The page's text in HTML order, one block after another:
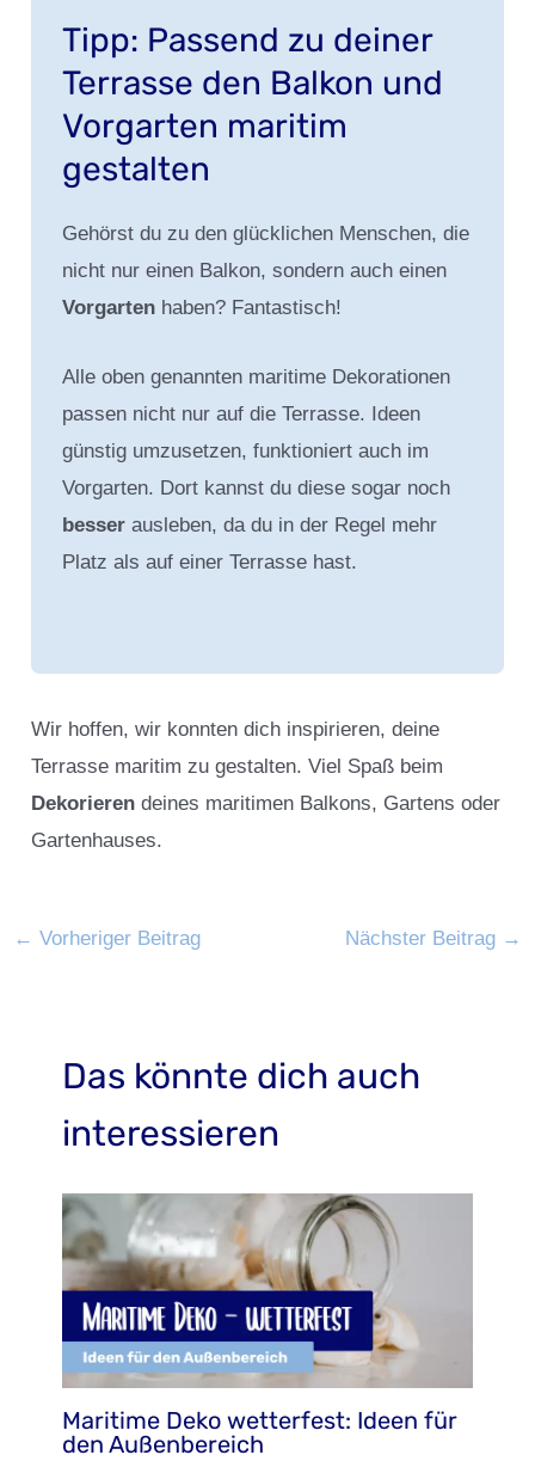
Tipp: Passend zu deiner
Terrasse den Balkon und
Vorgarten maritim
gestalten
Gehörst du zu den glücklichen Menschen, die
nicht nur einen Balkon, sondern auch einen
Vorgarten haben? Fantastisch!
Alle oben genannten maritime Dekorationen
passen nicht nur auf die Terrasse. Ideen
günstig umzusetzen, funktioniert auch im
Vorgarten. Dort kannst du diese sogar noch
besserausleben, da du in der Regel mehr
Platz als auf einer Terrasse hast.
Wir hoffen, wir konnten dich inspirieren, deine
Terrasse maritim zu gestalten. Viel Spaß beim
Dekorieren deines maritimen Balkons, Gartens oder
Gartenhauses.
← Vorheriger Beitrag Nächster Beitrag →
Das könnte dich auch
interessieren
Maritime Deko wetterfest: Ideen für
den Außenbereich